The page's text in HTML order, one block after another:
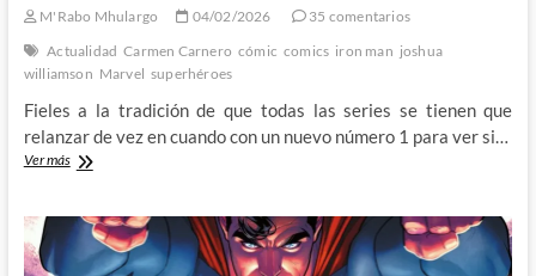
M'Rabo Mhulargo 04/02/2026
35 comentarios
Actualidad Carmen Carnero cómic comics iron man joshua
williamson Marvel superhéroes
Fieles a la tradición de que todas las series se tienen que
relanzar de vez en cuando con un nuevo número 1 para ver si…
Ver másPrometedor
el
Man